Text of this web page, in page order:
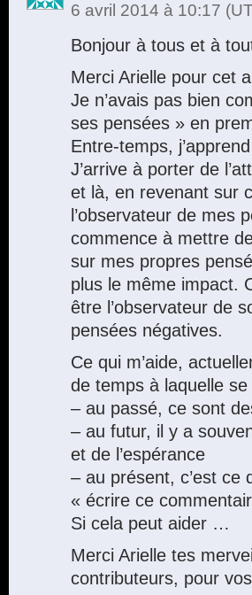
6 avril 2014 à 10:17
Bonjour à tous et à
Merci Arielle pour cet
Je n’avais pas bien
ses pensées » en
Entre-temps,
J’arrive à porter de
et là, en revenant sur
l’observateur de mes
commence à mettre
sur mes propres
plus le même impact.
être l’observateur de
pensées négatives.
Ce qui m’aide,
de temps à laquelle
– au passé, ce sont
– au futur, il y a
et de l’espérance
– au présent, c’est ce
« écrire ce
Si cela peut aider …
Merci Arielle tes
contributeurs, pour